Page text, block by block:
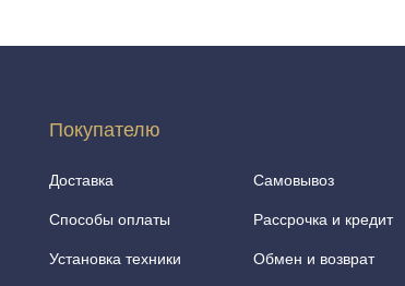
Покупателю
Доставка
Способы оплаты
Установка техники
Самовывоз
Рассрочка и кредит
Обмен и возврат